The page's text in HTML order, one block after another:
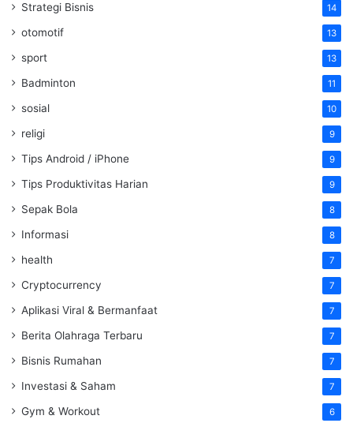
Strategi Bisnis 14
otomotif 13
sport 13
Badminton 11
sosial 10
religi 9
Tips Android / iPhone 9
Tips Produktivitas Harian 9
Sepak Bola 8
Informasi 8
health 7
Cryptocurrency 7
Aplikasi Viral & Bermanfaat 7
Berita Olahraga Terbaru 7
Bisnis Rumahan 7
Investasi & Saham 7
Gym & Workout 6